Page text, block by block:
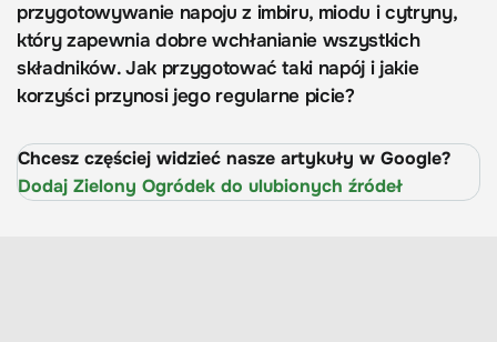
przygotowywanie napoju z imbiru, miodu i cytryny,
który zapewnia dobre wchłanianie wszystkich
składników. Jak przygotować taki napój i jakie
korzyści przynosi jego regularne picie?
Chcesz częściej widzieć nasze artykuły w Google?
Dodaj Zielony Ogródek do ulubionych źródeł